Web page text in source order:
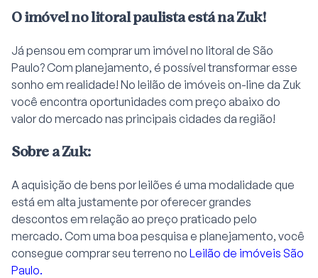
O imóvel no litoral paulista está na Zuk!
Já pensou em comprar um imóvel no litoral de São
Paulo? Com planejamento, é possível transformar esse
sonho em realidade! No leilão de imóveis on-line da Zuk
você encontra oportunidades com preço abaixo do
valor do mercado nas principais cidades da região!
Sobre a Zuk:
A aquisição de bens por leilões é uma modalidade que
está em alta justamente por oferecer grandes
descontos em relação ao preço praticado pelo
mercado. Com uma boa pesquisa e planejamento, você
consegue comprar seu terreno no Leilão de imóveis São
Paulo.